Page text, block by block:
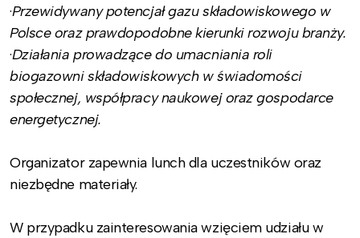
·Przewidywany potencjał gazu składowiskowego w
Polsce oraz prawdopodobne kierunki rozwoju branży.
·Działania prowadzące do umacniania roli
biogazowni składowiskowych w świadomości
społecznej, współpracy naukowej oraz gospodarce
energetycznej.
Organizator zapewnia lunch dla uczestników oraz
niezbędne materiały.
W przypadku zainteresowania wzięciem udziału w